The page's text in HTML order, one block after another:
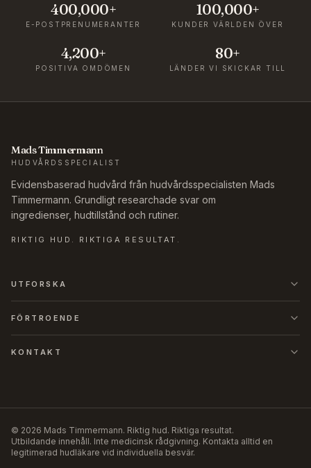
400,000+
E-POSTPRENUMERANTER
100,000+
KUNDER VÄRLDEN ÖVER
4,200+
POSITIVA OMDÖMEN
80+
LÄNDER VI SKICKAR TILL
Mads Timmermann
HUDVÅRDSSPECIALIST
Evidensbaserad hudvård från hudvårdsspecialisten Mads
Timmermann. Grundligt researchade svar om
ingredienser, hudtillstånd och rutiner.
RIKTIG HUD. RIKTIGA RESULTAT.
UTFORSKA
FÖRTROENDE
KONTAKT
© 2026 Mads Timmermann. Riktig hud. Riktiga resultat.
Utbildande innehåll. Inte medicinsk rådgivning. Kontakta alltid en
legitimerad hudläkare vid individuella besvär.